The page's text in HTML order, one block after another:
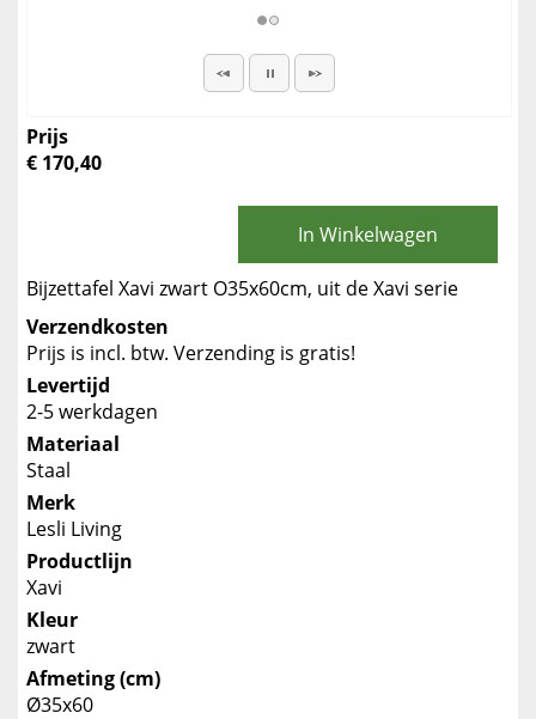
Prijs
€ 170,40
In Winkelwagen
Bijzettafel Xavi zwart O35x60cm, uit de Xavi serie
Verzendkosten
Prijs is incl. btw. Verzending is gratis!
Levertijd
2-5 werkdagen
Materiaal
Staal
Merk
Lesli Living
Productlijn
Xavi
Kleur
zwart
Afmeting (cm)
Ø35x60